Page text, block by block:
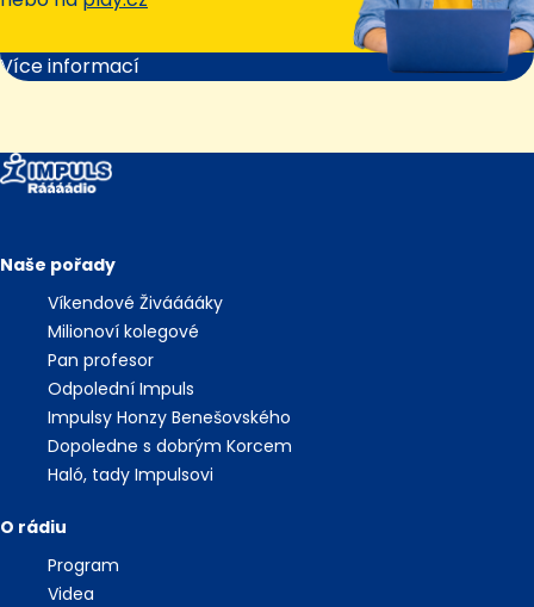
Více informací
Naše pořady
Víkendové Živááááky
Milionoví kolegové
Pan profesor
Odpolední Impuls
Impulsy Honzy Benešovského
Dopoledne s dobrým Korcem
Haló, tady Impulsovi
O rádiu
Program
Videa